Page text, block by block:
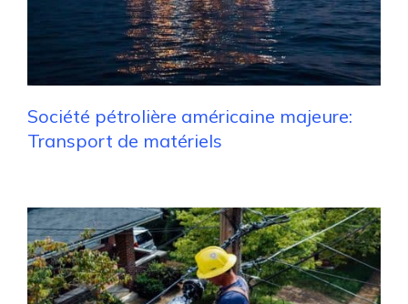
Société pétrolière américaine majeure:
Transport de matériels